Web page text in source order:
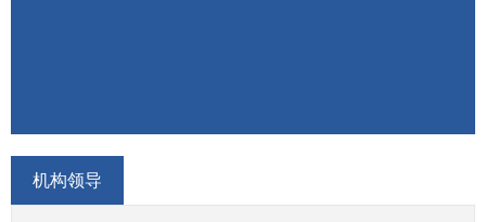
（四）组织协调落实应对人口老龄化政策措施，
机构领导